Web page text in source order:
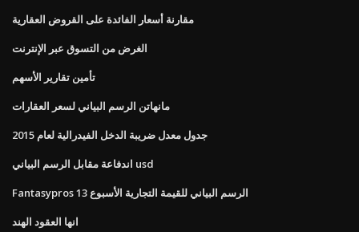
مقارنة أسعار الفائدة على القروض العقارية
الغرض من التسوق عبر الإنترنت
تأمين تقارير الأسهم
مانهاتن الرسم البياني لسعر العقارات
جدول معدل ضريبة الدخل الفيدرالية لعام 2015
اندفاعة مقابل الرسم البياني usd
Fantasypros الرسم البياني للقيمة التجارية الأسبوع 13
انها العقود الهند